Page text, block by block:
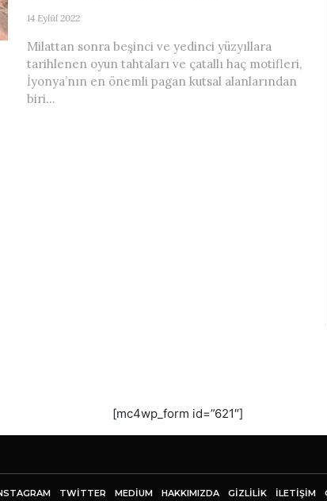
14 Eylül 2022
Milattan sonra beşinci ve yedinci yüzyıllara
tarihlenen oyun tahtaları ve çatallı haç motifleri,
İyonya’nın en önemli pagan kutsal alanlarından
biri...
[mc4wp_form id=”621″]
TWITTER MEDIUM HAKKIMIZDA GİZLİLİK İLETIŞIM